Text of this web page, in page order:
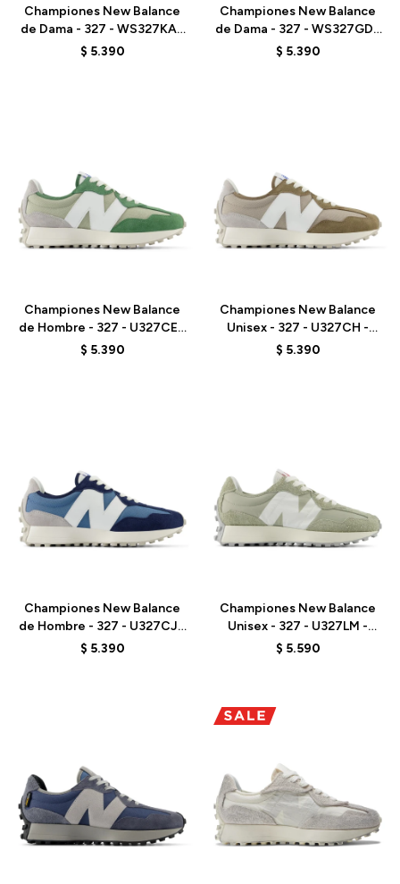
Championes New Balance
de Dama - 327 - WS327KA -
MOONBEAM
$ 5.390
Championes New Balance
de Dama - 327 - WS327GD -
MOONBEAM
$ 5.390
Championes New Balance
de Hombre - 327 - U327CE -
OLIVINE
$ 5.390
Championes New Balance
Unisex - 327 - U327CH -
MUSHROOM
$ 5.390
Championes New Balance
de Hombre - 327 - U327CJ -
NAVY
$ 5.390
Championes New Balance
Unisex - 327 - U327LM -
DARK OLIVE
$ 5.590